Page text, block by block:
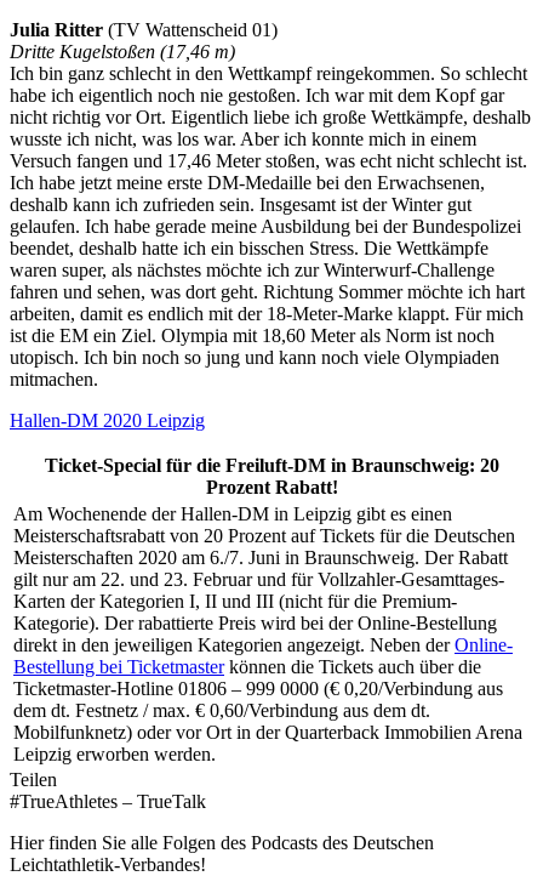
Julia Ritter (TV Wattenscheid 01)
Dritte Kugelstoßen (17,46 m)
Ich bin ganz schlecht in den Wettkampf reingekommen. So schlecht
habe ich eigentlich noch nie gestoßen. Ich war mit dem Kopf gar
nicht richtig vor Ort. Eigentlich liebe ich große Wettkämpfe, deshalb
wusste ich nicht, was los war. Aber ich konnte mich in einem
Versuch fangen und 17,46 Meter stoßen, was echt nicht schlecht ist.
Ich habe jetzt meine erste DM-Medaille bei den Erwachsenen,
deshalb kann ich zufrieden sein. Insgesamt ist der Winter gut
gelaufen. Ich habe gerade meine Ausbildung bei der Bundespolizei
beendet, deshalb hatte ich ein bisschen Stress. Die Wettkämpfe
waren super, als nächstes möchte ich zur Winterwurf-Challenge
fahren und sehen, was dort geht. Richtung Sommer möchte ich hart
arbeiten, damit es endlich mit der 18-Meter-Marke klappt. Für mich
ist die EM ein Ziel. Olympia mit 18,60 Meter als Norm ist noch
utopisch. Ich bin noch so jung und kann noch viele Olympiaden
mitmachen.
Hallen-DM 2020 Leipzig
Ticket-Special für die Freiluft-DM in Braunschweig: 20
Prozent Rabatt!
Am Wochenende der Hallen-DM in Leipzig gibt es einen
Meisterschaftsrabatt von 20 Prozent auf Tickets für die Deutschen
Meisterschaften 2020 am 6./7. Juni in Braunschweig. Der Rabatt
gilt nur am 22. und 23. Februar und für Vollzahler-Gesamttages-
Karten der Kategorien I, II und III (nicht für die Premium-
Kategorie). Der rabattierte Preis wird bei der Online-Bestellung
direkt in den jeweiligen Kategorien angezeigt. Neben derOnline-
Bestellung bei Ticketmasterkönnen die Tickets auch über die
Ticketmaster-Hotline 01806 – 999 0000 (€ 0,20/Verbindung aus
dem dt. Festnetz / max. € 0,60/Verbindung aus dem dt.
Mobilfunknetz) oder vor Ort in der Quarterback Immobilien Arena
Leipzig erworben werden.
Teilen
#TrueAthletes – TrueTalk
Hier finden Sie alle Folgen des Podcasts des Deutschen
Leichtathletik-Verbandes!